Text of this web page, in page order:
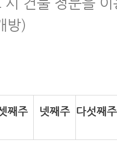
방)
째주 넷째주 다섯째주